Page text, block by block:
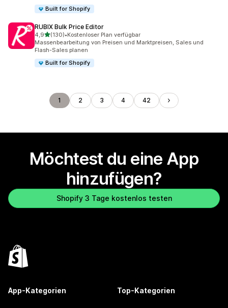
Built for Shopify
RUBIX Bulk Price Editor
4,9von 5 Sternen
(130)
130 Rezensionen insgesamt
•Kostenloser Plan verfügbar
Massenbearbeitung von Preisen und Marktpreisen, Sales und
Flash-Sales planen
Built for Shopify
1 2 3 4 42
Möchtest du eine App
hinzufügen?
Shopify 3 Tage kostenlos testen
App-Kategorien Top-Kategorien